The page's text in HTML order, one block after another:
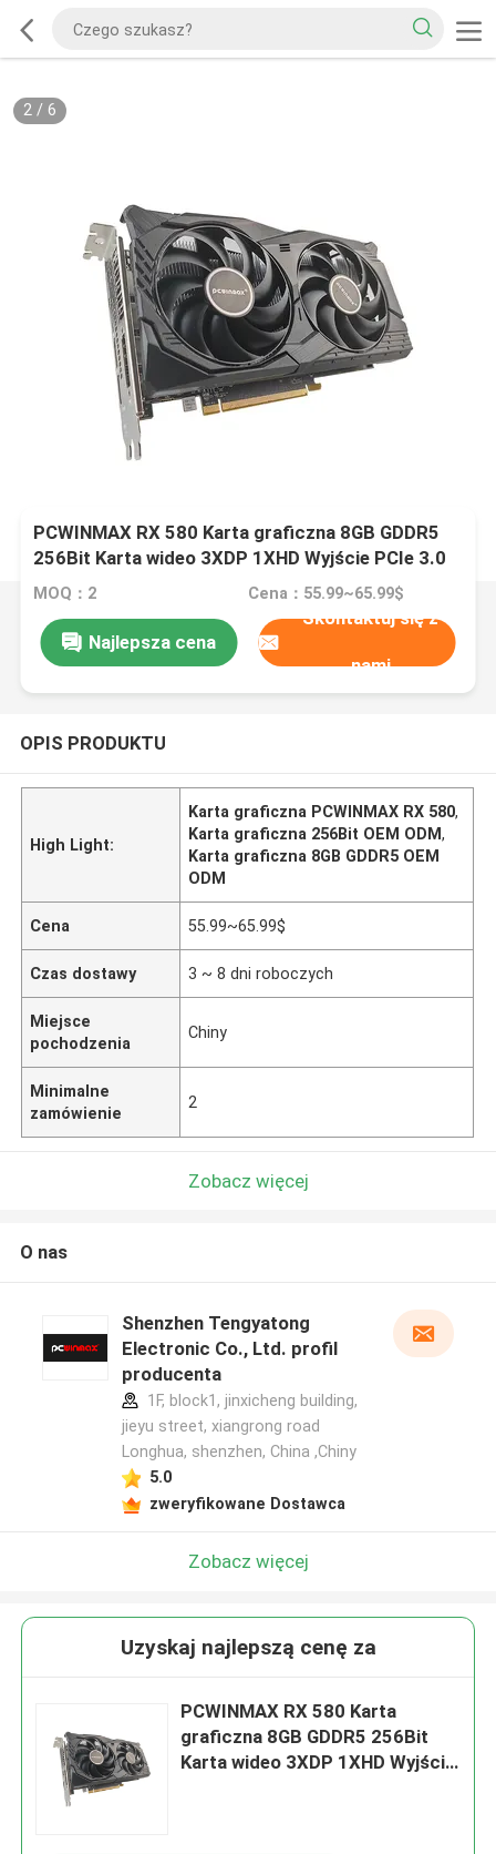
2/ 6
PCWINMAX RX 580 Karta graficzna 8GB GDDR5
256Bit Karta wideo 3XDP 1XHD Wyjście PCIe 3.0
Dual Fan Oryginal OEM ODM GPU
MOQ：2 Cena：55.99~65.99$
Najlepsza cena
Skontaktuj się z
nami
OPIS PRODUKTU
High Light:
Karta graficzna PCWINMAX RX 580,
Karta graficzna 256Bit OEM ODM,
Karta graficzna 8GB GDDR5 OEM
ODM
Cena 55.99~65.99$
Czas dostawy 3 ~ 8 dni roboczych
Miejsce
pochodzenia
Chiny
Minimalne
zamówienie
2
Zobacz więcej
O nas
Shenzhen Tengyatong
Electronic Co., Ltd. profil
producenta
1F, block1, jinxicheng building,
jieyu street, xiangrong road
Longhua, shenzhen, China ,Chiny
5.0
zweryfikowane Dostawca
Zobacz więcej
Uzyskaj najlepszą cenę za
PCWINMAX RX 580 Karta
graficzna 8GB GDDR5 256Bit
Karta wideo 3XDP 1XHD Wyjście